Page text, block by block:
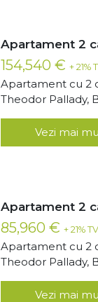
Apartament 2
154,540 € + 21%
Apartament cu 2
Theodor Pallady,
Vezi mai
Apartament 2
85,960 € + 21%
Apartament cu 2
Theodor Pallady,
Vezi mai